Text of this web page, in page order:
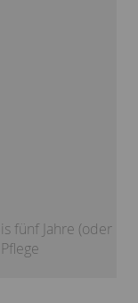
fünf Jahre (oder